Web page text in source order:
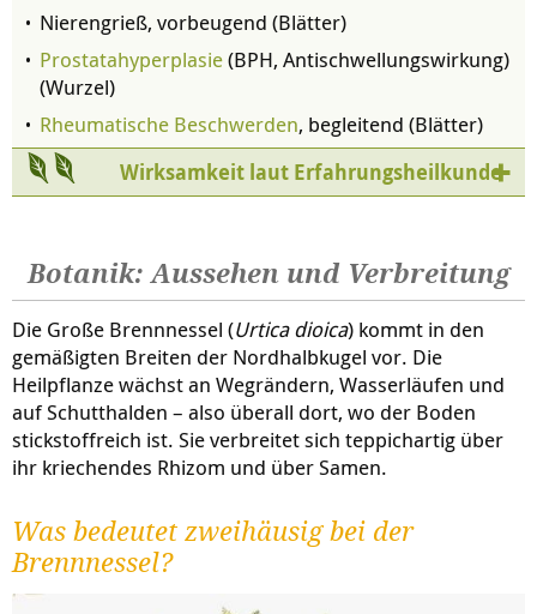
Nierengrieß, vorbeugend (Blätter)
Prostatahyperplasie(BPH, Antischwellungswirkung)
(Wurzel)
Rheumatische Beschwerden, begleitend (Blätter)
Wirksamkeit laut Erfahrungsheilkunde
Botanik: Aussehen und Verbreitung
Die Große Brennnessel (Urtica dioica) kommt in den
gemäßigten Breiten der Nordhalbkugel vor. Die
Heilpflanze wächst an Wegrändern, Wasserläufen und
auf Schutthalden – also überall dort, wo der Boden
stickstoffreich ist. Sie verbreitet sich teppichartig über
ihr kriechendes Rhizom und über Samen.
Was bedeutet zweihäusig bei der
Brennnessel?